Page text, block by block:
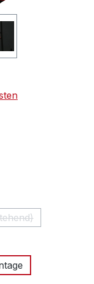
zurzeit nicht